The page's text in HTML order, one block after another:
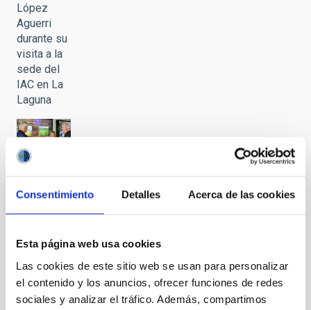
Consentimiento Detalles Acerca de las cookies
Esta página web usa cookies
Las cookies de este sitio web se usan para personalizar
el contenido y los anuncios, ofrecer funciones de redes
sociales y analizar el tráfico. Además, compartimos
López
Aguerri
durante su
visita a la
sede del
IAC en La
Laguna
Wayne
Rosing y
durante su
sede del
IAC en La
Laguna